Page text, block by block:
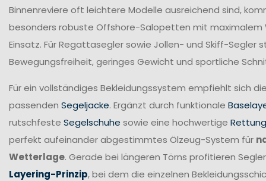
Binnenreviere oft leichtere Modelle ausreichend sind,
besonders robuste Offshore-Salopetten mit
Einsatz. Für Regattasegler sowie Jollen- und Skiff-Segler
Bewegungsfreiheit, geringes Gewicht und sportliche
Für ein vollständiges Bekleidungssystem empfiehlt sich
passenden Segeljacke. Ergänzt durch funktionale
rutschfeste Segelschuhe sowie eine hochwertige
perfekt aufeinander abgestimmtes Ölzeug-System für
Wetterlage. Gerade bei längeren Törns profitieren
Layering-Prinzip, bei dem die einzelnen